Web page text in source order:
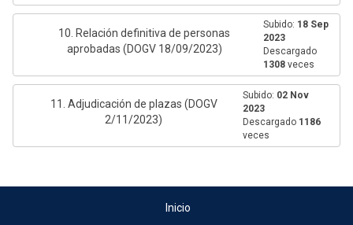
10. Relación definitiva de personas
aprobadas (DOGV 18/09/2023)
Subido: 18 Sep
2023
Descargado
1308 veces
11. Adjudicación de plazas (DOGV
2/11/2023)
Subido: 02 Nov
2023
Descargado 1186
veces
Inicio